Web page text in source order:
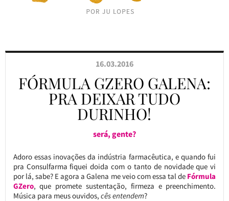
16.03.2016
FÓRMULA GZERO GALENA:
PRA DEIXAR TUDO
DURINHO!
será, gente?
Adoro essas inovações da indústria farmacêutica, e quando fui
pra Consulfarma fiquei doida com o tanto de novidade que vi
por lá, sabe? E agora a Galena me veio com essa tal de Fórmula
GZero, que promete sustentação, firmeza e preenchimento.
Música para meus ouvidos, cês entendem?